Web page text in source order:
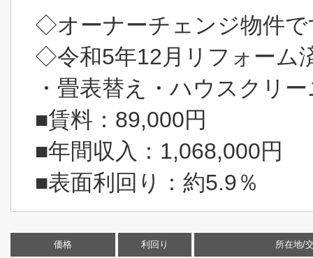
◇オーナーチェンジ物件で
◇令和5年12月リフォーム
・畳表替え・ハウスクリ
■賃料：89,000円
■年間収入：1,068,000円
■表面利回り：約5.9％
価格 利回り 所在地/